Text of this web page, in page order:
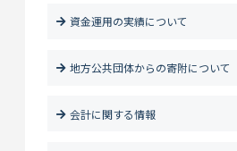
資金運用の実績について
地方公共団体からの寄附について
会計に関する情報